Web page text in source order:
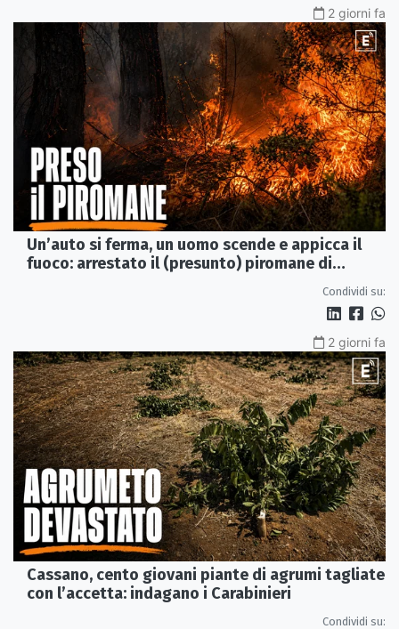
2 giorni fa
Un’auto si ferma, un uomo scende e appicca il
fuoco: arrestato il (presunto) piromane di
Condividi su:
2 giorni fa
Cassano, cento giovani piante di agrumi tagliate
con l’accetta: indagano i Carabinieri
Condividi su: